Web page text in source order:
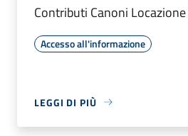
Contributi Canoni Locazione
Accesso all'informazione
LEGGI DI PIÙ